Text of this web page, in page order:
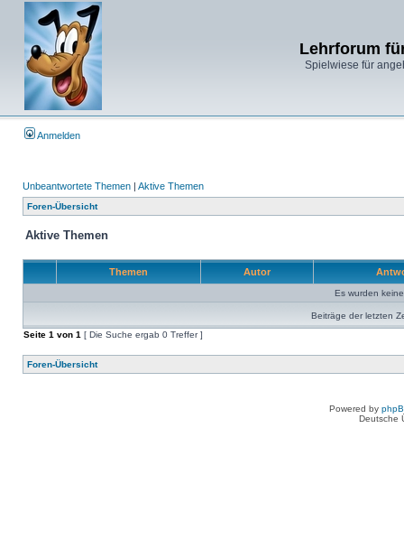
Lehrforum
Spielwiese für
Anmelden
Unbeantwortete Themen | Aktive Themen
Foren-Übersicht
Aktive Themen
Themen Autor
Es wurden
Beiträge der letzten
Seite 1 von 1 [ Die Suche ergab 0 Treffer ]
Foren-Übersicht
Powered by
Deutsche